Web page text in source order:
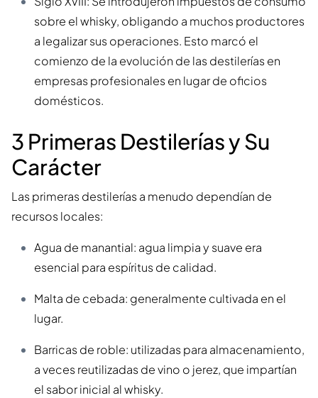
sobre el whisky, obligando a muchos productores
a legalizar sus operaciones. Esto marcó el
comienzo de la evolución de las destilerías en
empresas profesionales en lugar de oficios
domésticos.
3 Primeras Destilerías y Su
Carácter
Las primeras destilerías a menudo dependían de
recursos locales:
Agua de manantial: agua limpia y suave era
esencial para espíritus de calidad.
Malta de cebada: generalmente cultivada en el
lugar.
Barricas de roble: utilizadas para almacenamiento,
a veces reutilizadas de vino o jerez, que impartían
el sabor inicial al whisky.